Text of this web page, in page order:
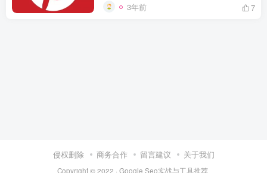
3年前 7
侵权删除 商务合作 留言建议 关于我们
Copyright © 2022 · Google Seo实战与工具推荐